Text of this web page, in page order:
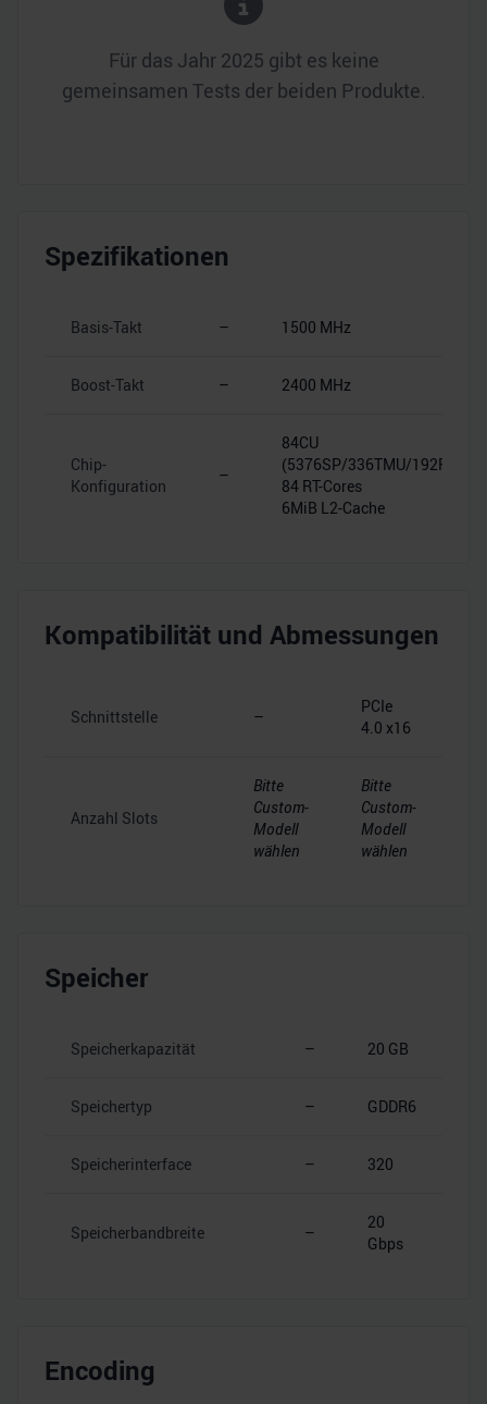
Für das Jahr 2025 gibt es keine
gemeinsamen Tests der beiden Produkte.
Spezifikationen
Basis-Takt – 1500 MHz
Boost-Takt – 2400 MHz
Chip-
Konfiguration
–
84CU
(5376SP/336TMU/192ROP)
84 RT-Cores
6MiB L2-Cache
Kompatibilität und Abmessungen
Schnittstelle –
PCIe
4.0 x16
Anzahl Slots
Bitte
Custom-
Modell
wählen
Bitte
Custom-
Modell
wählen
Speicher
Speicherkapazität – 20 GB
Speichertyp – GDDR6
Speicherinterface – 320
Speicherbandbreite –
20
Gbps
Encoding